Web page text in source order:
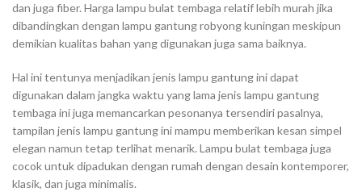
dan juga fiber. Harga lampu bulat tembaga relatif lebih murah jika
dibandingkan dengan lampu gantung robyong kuningan meskipun
demikian kualitas bahan yang digunakan juga sama baiknya.
Hal ini tentunya menjadikan jenis lampu gantung ini dapat
digunakan dalam jangka waktu yang lama jenis lampu gantung
tembaga ini juga memancarkan pesonanya tersendiri pasalnya,
tampilan jenis lampu gantung ini mampu memberikan kesan simpel
elegan namun tetap terlihat menarik. Lampu bulat tembaga juga
cocok untuk dipadukan dengan rumah dengan desain kontemporer,
klasik, dan juga minimalis.